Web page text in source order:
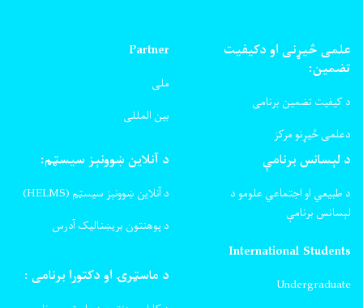
علمی څیړنی او دکیفیت
تضمین:
د کیفیت تضمین برنامی
دعلمی څیړنو مرکز
Partner
ملی
بین المللی
د لېسانس برنامې
د طبیعي او اجتماعي علومو د
لېسانس برنامې
د آنلاین ښوونېز سیسټم:
د آنلاین ښوونېز سیسټم (HELMS)
د پوهنتون بریښنالیک آدرس
International Students
Undergraduate
د ماسټرۍ او دکتورا برنامی :